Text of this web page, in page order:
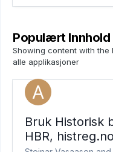
Populært Innhold
Showing content with the
alle applikasjoner
Bruk Historisk
HBR,